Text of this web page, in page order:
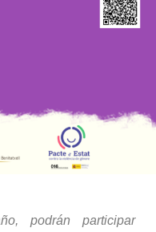
podrán participar